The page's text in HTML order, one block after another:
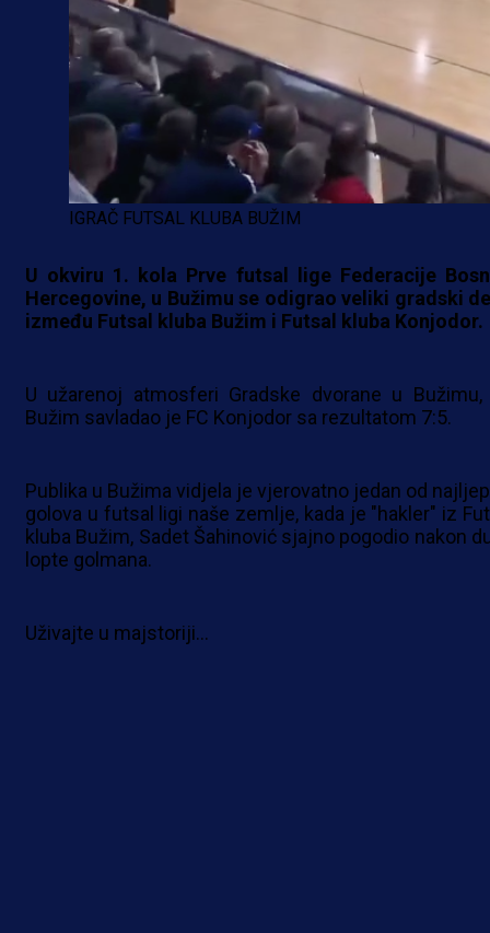
IGRAČ FUTSAL KLUBA BUŽIM
U okviru 1. kola Prve futsal lige Federacije
Hercegovine, u Bužimu se odigrao veliki gradski
između Futsal kluba Bužim i Futsal kluba Konjodor.
U užarenoj atmosferi Gradske dvorane u Bužimu,
Bužim savladao je FC Konjodor sa rezultatom 7:5.
Publika u Bužima vidjela je vjerovatno jedan od
golova u futsal ligi naše zemlje, kada je "hakler" iz
kluba Bužim, Sadet Šahinović sjajno pogodio nakon
lopte golmana.
Uživajte u majstoriji...